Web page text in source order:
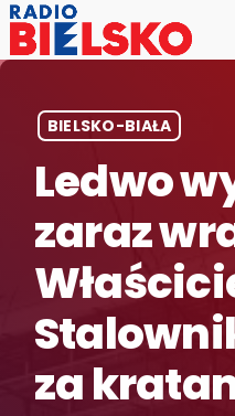
BIELSKO-BIAŁA
Ledwo
zaraz
za